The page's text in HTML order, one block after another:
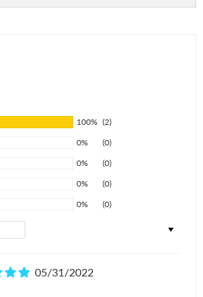
100% (2)
0%
(0)
0%
(0)
0%
(0)
0%
(0)
05/31/2022